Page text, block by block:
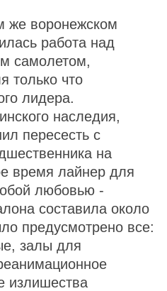
же воронежском
работа над
самолетом,
только что
лидера.
наследия,
пересесть с
на
время лайнер для
любовью -
составила около
предусмотрено все:
залы для
излишества